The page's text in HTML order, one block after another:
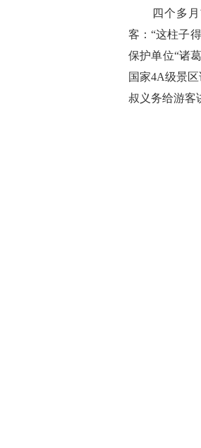
四个多月前
客：“这柱子
保护单位“诸
国家4A级景
叔义务给游客